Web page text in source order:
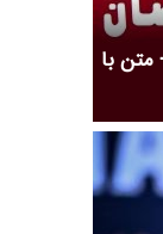
با